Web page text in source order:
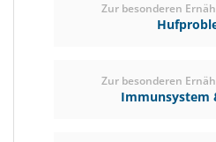
Zur besonderen
Zur besonderen
Immunsystem